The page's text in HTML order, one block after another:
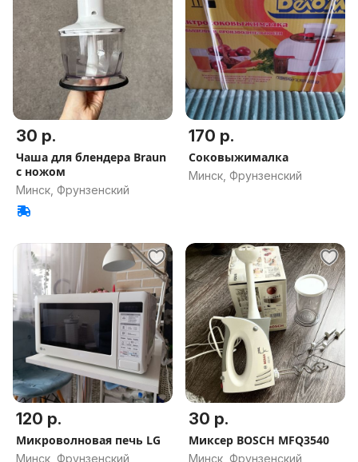
30 р.
Чаша для блендера Braun
с ножом
Минск, Фрунзенский
170 р.
Соковыжималка
Минск, Фрунзенский
120 р.
Микроволновая печь LG
Минск, Фрунзенский
30 р.
Миксер BOSCH MFQ3540
Минск, Фрунзенский